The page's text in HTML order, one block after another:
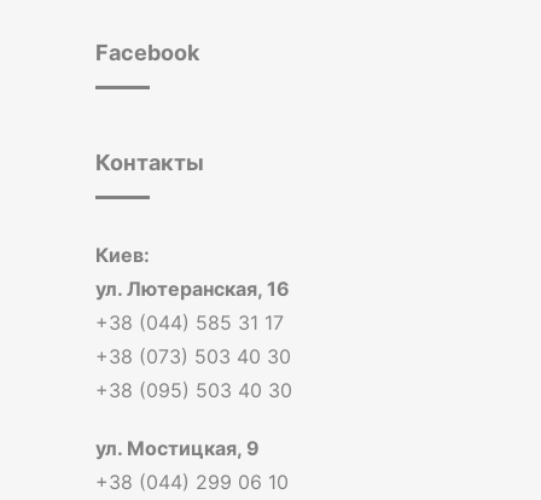
Facebook
Контакты
Киев:
ул. Лютеранская, 16
+38 (044) 585 31 17
+38 (073) 503 40 30
+38 (095) 503 40 30
ул. Мостицкая, 9
+38 (044) 299 06 10